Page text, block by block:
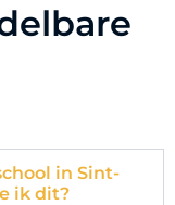
in Sint-
ik dit?